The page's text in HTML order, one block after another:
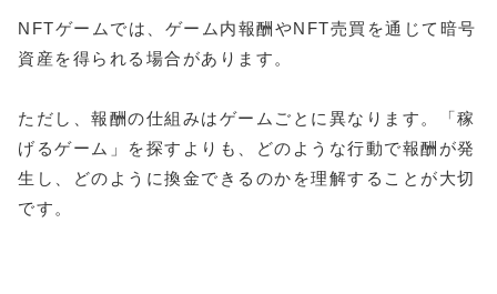
NFTゲームでは、ゲーム内報酬やNFT売買を通じて暗号
資産を得られる場合があります。
ただし、報酬の仕組みはゲームごとに異なります。「稼
げるゲーム」を探すよりも、どのような行動で報酬が発
生し、どのように換金できるのかを理解することが大切
です。